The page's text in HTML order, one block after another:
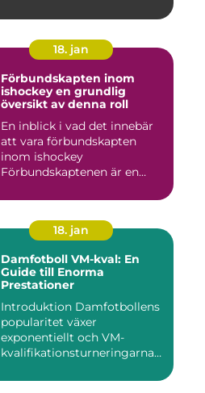
18. jan
Förbundskapten inom
ishockey en grundlig
översikt av denna roll
En inblick i vad det innebär
att vara förbundskapten
inom ishockey
Förbundskaptenen är en
18. jan
Damfotboll VM-kval: En
Guide till Enorma
Prestationer
Introduktion Damfotbollens
popularitet växer
exponentiellt och VM-
kvalifikationsturneringarna